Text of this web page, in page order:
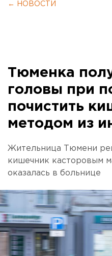
← НОВОСТИ
Тюменка
головы при
почистить
методом из
Жительница Тюмени
кишечник касторовым
оказалась в больнице